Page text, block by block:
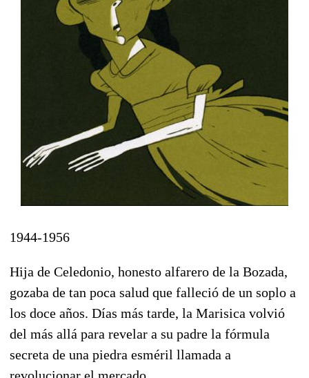
1944-1956
Hija de Celedonio, honesto alfarero de la Bozada,
gozaba de tan poca salud que falleció de un soplo a
los doce años. Días más tarde, la Marisica volvió
del más allá para revelar a su padre la fórmula
secreta de una piedra esméril llamada a